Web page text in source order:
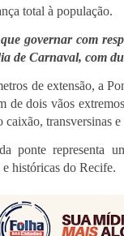
total à população.
governar com
de Carnaval, com
de extensão, a
de dois vãos
caixão, transversinas
ponte representa
históricas do Recife.